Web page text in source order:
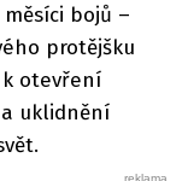
bojů –
protějšku
otevření
uklidnění